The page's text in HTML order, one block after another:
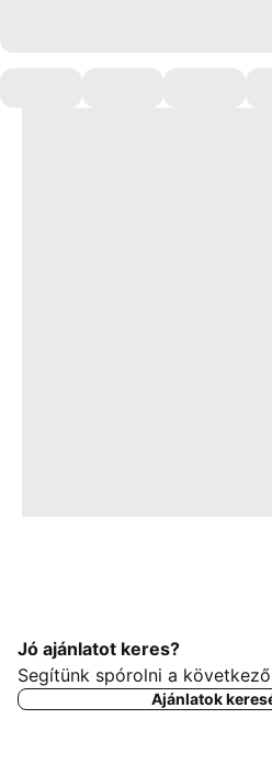
Jó ajánlatot keres?
Segítünk spórolni a
Ajánlatok